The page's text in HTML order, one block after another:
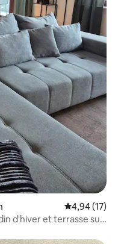
Évaluation
4,94 (17)
d'hiver et terrasse sur